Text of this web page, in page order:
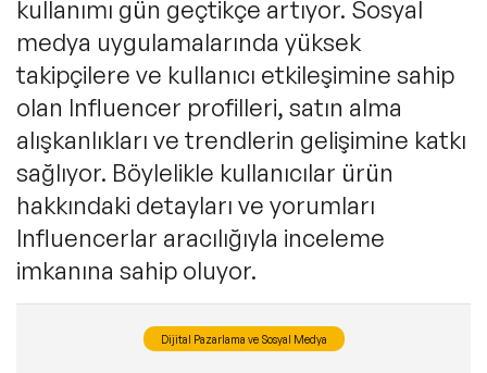
Tüm Konuşmacılar
Ünlü Konuşmacılar
İlham Veren Konuşmacılar
İlham Veren Kadın Konuşmacılar
Kişisel Dönüşüm Konuşmacıları
Sürdürülebilirlik Konuşmacıları
Yeni Konuşmacılarımız
Master Class Workshop
Akış Sunumu & Moderasyon
Deneyim Odaklı Çözümler
Konuşmacı Özel Çözümleri
Tüm Çözümler
HAKKIMIZDA
Biz Kimiz?
Ne Sunarız?
Ne Yaparız?
Kim İçin Yaparız?
Kimlerle Yaparız?
BLOG
İLETİŞİM
kullanımı gün geçtikçe artıyor. Sosyal
medya uygulamalarında yüksek
takipçilere ve kullanıcı etkileşimine sahip
olan Influencer profilleri, satın alma
alışkanlıkları ve trendlerin gelişimine katkı
sağlıyor. Böylelikle kullanıcılar ürün
hakkındaki detayları ve yorumları
Influencerlar aracılığıyla inceleme
imkanına sahip oluyor.
Dijital Pazarlama ve Sosyal Medya